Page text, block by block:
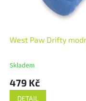
West Paw Drifty
Skladem
479 Kč
DETAIL